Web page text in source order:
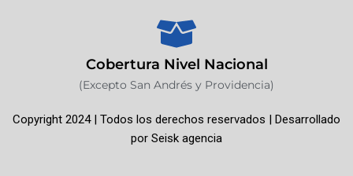
o
o
-
t
a
g
r
m
b
e
k
Cobertura Nivel Nacional
(Excepto San Andrés y Providencia)
Copyright 2024 | Todos los derechos reservados | Desarrollado
por Seisk agencia